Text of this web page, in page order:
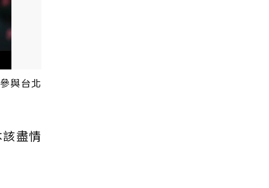
與台北
盡情